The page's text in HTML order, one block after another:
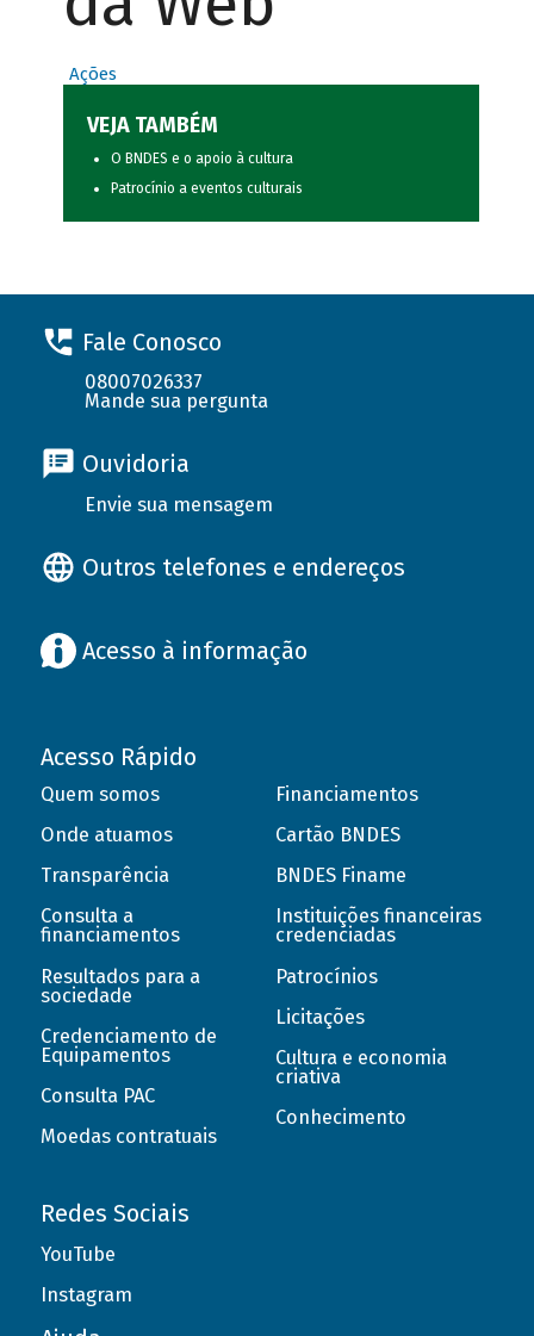
Ações
VEJA TAMBÉM
O BNDES e o apoio à cultura
Patrocínio a eventos culturais
Fale Conosco
08007026337
Mande sua pergunta
Ouvidoria
Envie sua mensagem
Outros telefones e endereços
Acesso à informação
Acesso Rápido
Quem somos
Onde atuamos
Transparência
Consulta a
financiamentos
Resultados para a
sociedade
Credenciamento de
Equipamentos
Consulta PAC
Moedas contratuais
Financiamentos
Cartão BNDES
BNDES Finame
Instituições financeiras
credenciadas
Patrocínios
Licitações
Cultura e economia
criativa
Conhecimento
Redes Sociais
YouTube
Instagram